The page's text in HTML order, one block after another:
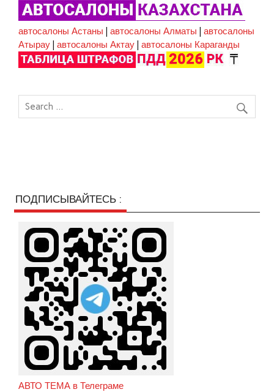
автосалоны Астаны |автосалоны Алматы |автосалоны
Атырау |автосалоны Актау |автосалоны Караганды
ПОДПИСЫВАЙТЕСЬ :
АВТО ТЕМА в Телеграме